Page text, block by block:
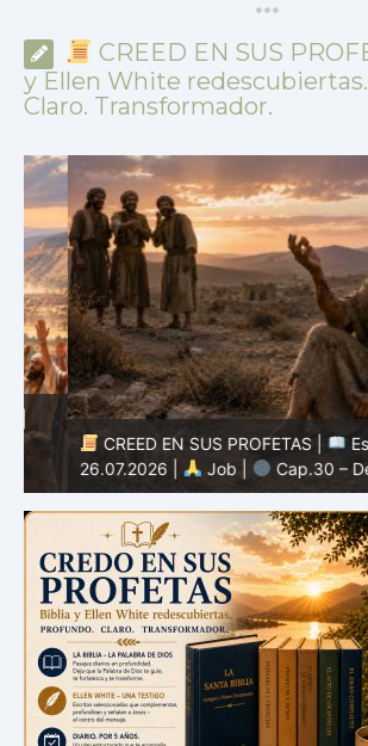
***
CREED EN SUS
y Ellen White
Claro. Transformador.
CREED EN SUS PROFETAS |
26.07.2026 |
Job | Cap.30 – Del